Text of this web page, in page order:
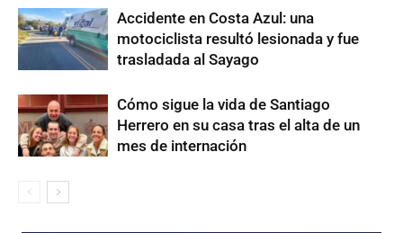
Accidente en Costa Azul: una
motociclista resultó lesionada y fue
trasladada al Sayago
Cómo sigue la vida de Santiago
Herrero en su casa tras el alta de un
mes de internación